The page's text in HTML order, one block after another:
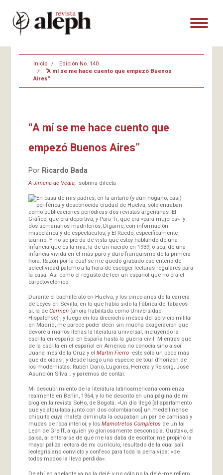
Inicio
Edición No. 140
“A mí se me hace cuento que empezó Buenos
Aires”
“A mí se me hace cuento que
empezó Buenos Aires”
Por Ricardo Bada
A Jimena de Vedia, sobrina dilecta
En casa de mis padres, en la antaño (y aún hogaño, casi)
periférica y desconocida ciudad de Huelva, sólo entraban
como publicaciones periódicas dos revistas argentinas -El
Gráfico, que era deportiva, y Para Ti, que era «para mujeres»- y
dos semanarios madrileños, Dígame, con información
miscelánea y de espectáculos, y El Ruedo, específicamente
taurino. Y no se pierda de vista que estoy hablando de una
infancia que es la mía, la de un nacido en 1939, o sea, de una
infancia vivida en el más puro y duro franquismo de la primera
hora. Razón por la cual se me quedó grabado ese criterio de
selectividad paterno a la hora de escoger lecturas regulares para
la casa. Así como el regusto de leer un español que no era el
carpetovetónico.
Durante el bachillerato en Huelva, y los cinco años de la carrera
de Leyes en Sevilla, en lo que había sido la Fábrica de Tabacos -
sí, la de Carmen(ahora habilitada como Universidad
Hispalense)-, y luego en los dieciocho meses del servicio militar
en Madrid, me parece poder decir sin mucha exageración que
devoré a manos llenas la literatura universal, incluyendo la
escrita en español en España hasta la guerra civil. Mientras que
de la escrita en el español en América no conocía sino a sor
Juana Inés de la Cruz y el Martín Fierro-este sólo un poco más
que de oídas-, y desde luego una especie de tour d’horizon de
los modernistas: Rubén Darío, Lugones, Herrera y Reissig, José
Asunción Silva… y paremos de contar.
Mi descubrimiento de la literatura latinoamericana comienza
realmente en Berlín, 1964, y lo he descrito en una página de mi
blog en la revista SoHo, de Bogotá: «Un día llegó [al apartamento
que yo alquilaba junto con dos colombianos] un medellinense
chiquito cuya maleta diminuta la ocupaban un par de camisas y
mudas de ropa interior, y los Mamotretos Completosde un tal
León de Greiff, a quien yo gloriosamente desconocía. Gustavo, el
paisa, al enterarse de que me las daba de escritor, me propinó la
mayor paliza lectora de mi currículo, resultado de la cual salí
leolegrisiano convicto y confeso para toda la perra vida: «de
todos modos la llevo perdida».
De ahí en adelante ya no la dejé, y no sólo no la dejé -me refiero